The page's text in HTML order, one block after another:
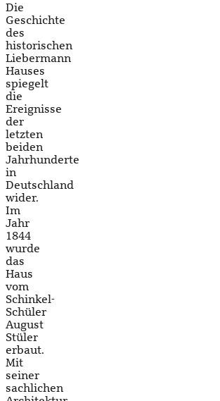
Die
Geschichte
des
historischen
Liebermann
Hauses
spiegelt
die
Ereignisse
der
letzten
beiden
Jahrhunderte
in
Deutschland
wider.
Im
Jahr
1844
wurde
das
Haus
vom
Schinkel-
Schüler
August
Stüler
erbaut.
Mit
seiner
sachlichen